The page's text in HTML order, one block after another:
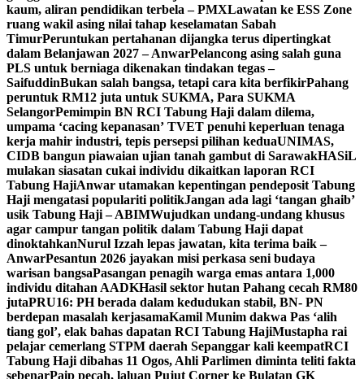
kaum, aliran pendidikan terbela – PMXLawatan ke ESS Zone
ruang wakil asing nilai tahap keselamatan Sabah
TimurPeruntukan pertahanan dijangka terus dipertingkat
dalam Belanjawan 2027 – AnwarPelancong asing salah guna
PLS untuk berniaga dikenakan tindakan tegas –
SaifuddinBukan salah bangsa, tetapi cara kita berfikirPahang
peruntuk RM12 juta untuk SUKMA, Para SUKMA
SelangorPemimpin BN RCI Tabung Haji dalam dilema,
umpama ‘cacing kepanasan’ TVET penuhi keperluan tenaga
kerja mahir industri, tepis persepsi pilihan keduaUNIMAS,
CIDB bangun piawaian ujian tanah gambut di SarawakHASiL
mulakan siasatan cukai individu dikaitkan laporan RCI
Tabung HajiAnwar utamakan kepentingan pendeposit Tabung
Haji mengatasi populariti politikJangan ada lagi ‘tangan ghaib’
usik Tabung Haji – ABIMWujudkan undang-undang khusus
agar campur tangan politik dalam Tabung Haji dapat
dinoktahkanNurul Izzah lepas jawatan, kita terima baik –
AnwarPesantun 2026 jayakan misi perkasa seni budaya
warisan bangsaPasangan penagih warga emas antara 1,000
individu ditahan AADKHasil sektor hutan Pahang cecah RM80
jutaPRU16: PH berada dalam kedudukan stabil, BN- PN
berdepan masalah kerjasamaKamil Munim dakwa Pas ‘alih
tiang gol’, elak bahas dapatan RCI Tabung HajiMustapha rai
pelajar cemerlang STPM daerah Sepanggar kali keempatRCI
Tabung Haji dibahas 11 Ogos, Ahli Parlimen diminta teliti fakta
sebenarPaip pecah, laluan Pujut Corner ke Bulatan GK